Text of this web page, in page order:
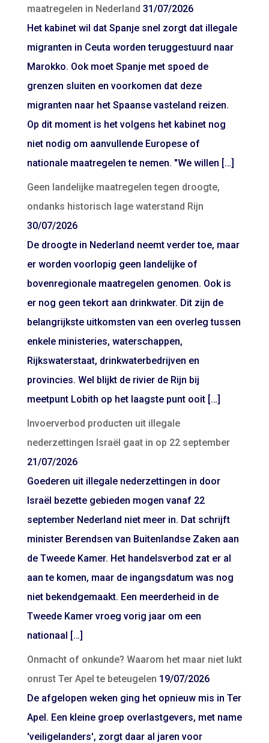
maatregelen in Nederland 31/07/2026
Het kabinet wil dat Spanje snel zorgt dat illegale
migranten in Ceuta worden teruggestuurd naar
Marokko. Ook moet Spanje met spoed de
grenzen sluiten en voorkomen dat deze
migranten naar het Spaanse vasteland reizen.
Op dit moment is het volgens het kabinet nog
niet nodig om aanvullende Europese of
nationale maatregelen te nemen. "We willen […]
Geen landelijke maatregelen tegen droogte,
ondanks historisch lage waterstand Rijn
30/07/2026
De droogte in Nederland neemt verder toe, maar
er worden voorlopig geen landelijke of
bovenregionale maatregelen genomen. Ook is
er nog geen tekort aan drinkwater. Dit zijn de
belangrijkste uitkomsten van een overleg tussen
enkele ministeries, waterschappen,
Rijkswaterstaat, drinkwaterbedrijven en
provincies. Wel blijkt de rivier de Rijn bij
meetpunt Lobith op het laagste punt ooit […]
Invoerverbod producten uit illegale
nederzettingen Israël gaat in op 22 september
21/07/2026
Goederen uit illegale nederzettingen in door
Israël bezette gebieden mogen vanaf 22
september Nederland niet meer in. Dat schrijft
minister Berendsen van Buitenlandse Zaken aan
de Tweede Kamer. Het handelsverbod zat er al
aan te komen, maar de ingangsdatum was nog
niet bekendgemaakt. Een meerderheid in de
Tweede Kamer vroeg vorig jaar om een
nationaal […]
Onmacht of onkunde? Waarom het maar niet lukt
onrust Ter Apel te beteugelen 19/07/2026
De afgelopen weken ging het opnieuw mis in Ter
Apel. Een kleine groep overlastgevers, met name
'veiligelanders', zorgt daar al jaren voor